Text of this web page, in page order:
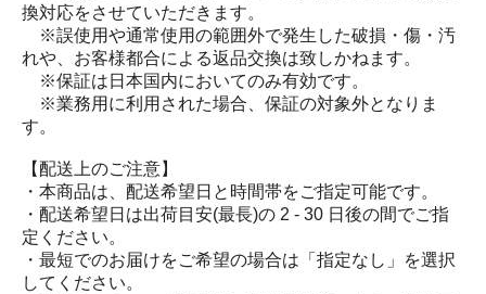
換対応をさせていただきます。
※誤使用や通常使用の範囲外で発生した破損・傷・汚
れや、お客様都合による返品交換は致しかねます。
※保証は日本国内においてのみ有効です。
※業務用に利用された場合、保証の対象外となりま
す。
【配送上のご注意】
・本商品は、配送希望日と時間帯をご指定可能です。
・配送希望日は出荷目安(最長)の 2 - 30 日後の間でご指
定ください。
・最短でのお届けをご希望の場合は「指定なし」を選択
してください。